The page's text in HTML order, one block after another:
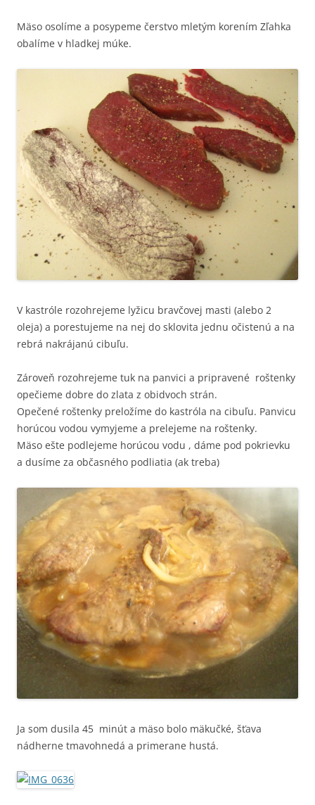
Mäso osolíme a posypeme čerstvo mletým korením Zľahka
obalíme v hladkej múke.
V kastróle rozohrejeme lyžicu bravčovej masti (alebo 2
oleja) a porestujeme na nej do sklovita jednu očistenú a na
rebrá nakrájanú cibuľu.
Zároveň rozohrejeme tuk na panvici a pripravené roštenky
opečieme dobre do zlata z obidvoch strán.
Opečené roštenky preložíme do kastróla na cibuľu. Panvicu
horúcou vodou vymyjeme a prelejeme na roštenky.
Mäso ešte podlejeme horúcou vodu , dáme pod pokrievku
a dusíme za občasného podliatia (ak treba)
Ja som dusila 45 minút a mäso bolo mäkučké, šťava
nádherne tmavohnedá a primerane hustá.